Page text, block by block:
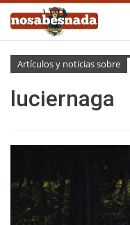
Artículos y noticias sobre
luciernaga